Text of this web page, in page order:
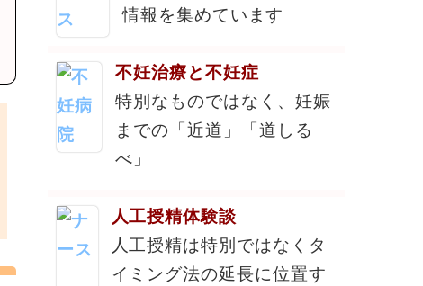
情報を集めています
不妊治療と不妊症
特別なものではなく、妊娠
までの「近道」「道しる
べ」
人工授精体験談
人工授精は特別ではなくタ
イミング法の延長に位置す